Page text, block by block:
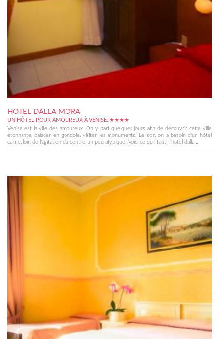
HOTEL DALLA MORA
UN HÔTEL POUR AMOUREUX À VENISE. ★★★★
Venise est la ville des amoureux. On y part quelques jours afin de découvrir cette ville
étonnante, balader en gondole, visiter les monuments. Le soir, on a besoin d'un hôtel
calme, loin de l'agitation du centre, un peu atypique. Voici ce qu'il faut: l'hôtel dalla...